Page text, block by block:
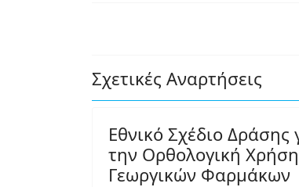
Σχετικές Αναρτήσεις
Εθνικό Σχέδιο Δράσης
την Ορθολογική
Γεωργικών Φαρμάκων